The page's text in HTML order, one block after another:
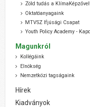
Zöld tudás a KlímaKépzővel!
Oktatóanyagaink
MTVSZ Ifjúsági Csapat
Youth Policy Academy -
Magunkról
Kollégáink
Elnökség
Nemzetközi tagságaink
Hírek
Kiadványok